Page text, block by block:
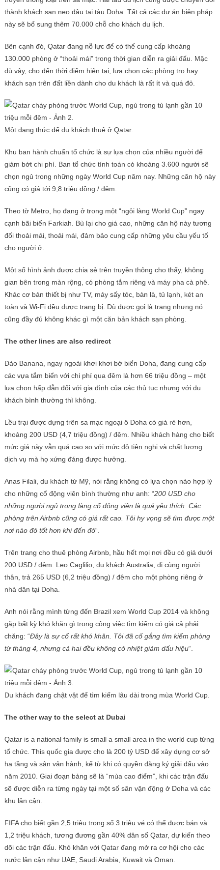
thành khách sạn neo đậu tại tàu Doha. Tất cả các dự án biện pháp
này sẽ bổ sung thêm 70.000 chỗ cho khách du lịch.
Bên cạnh đó, Qatar đang nỗ lực để có thể cung cấp khoảng
130.000 phòng ở “thoải mái” trong thời gian diễn ra giải đấu. Mặc
dù vậy, cho đến thời điểm hiện tại, lựa chọn các phòng trọ hay
khách sạn trên đất liền dành cho du khách là rất ít và quá đỏ.
Một dạng thức để du khách thuê ở Qatar.
Khu ban hành chuẩn tổ chức là sự lựa chọn của nhiều người để
giảm bớt chi phí. Ban tổ chức tính toán có khoảng 3.600 người sẽ
chọn ngủ trong những ngày World Cup năm nay. Những căn hộ này
cũng có giá tới 9,8 triệu đồng / đêm.
Theo tờ Metro, họ đang ở trong một “ngôi làng World Cup” ngay
cạnh bãi biển Farkiah. Bù lại cho giá cao, những căn hộ này tương
đối thoải mái, thoải mái, đảm bảo cung cấp những yêu cầu yếu tố
cho người ở.
Một số hình ảnh được chia sẻ trên truyền thông cho thấy, không
gian bên trong màn rộng, có phòng tắm riêng và máy pha cà phê.
Khác cơ bản thiết bị như TV, máy sấy tóc, bàn là, tủ lạnh, két an
toàn và Wi-Fi đều được trang bị. Dù được gọi là trang nhưng nó
cũng đầy đủ không khác gì một căn bản khách sạn phòng.
The other lines are also redirect
Đảo Banana, ngay ngoài khơi khơi bờ biển Doha, đang cung cấp
các vựa tắm biển với chi phí qua đêm là hơn 66 triệu đồng – một
lựa chọn hấp dẫn đối với gia đình của các thủ tục nhưng với du
khách bình thường thì không.
Lều trại được dựng trên sa mạc ngoại ô Doha có giá rẻ hơn,
khoảng 200 USD (4,7 triệu đồng) / đêm. Nhiều khách hàng cho biết
mức giá này vẫn quá cao so với mức độ tiện nghi và chất lượng
dịch vụ mà họ xứng đáng được hưởng.
Anas Filali, du khách từ Mỹ, nói rằng không có lựa chọn nào hợp lý
cho những cổ động viên bình thường như anh: “200 USD cho
những người ngủ trong làng cổ động viên là quá yêu thích. Các
phòng trên Airbnb cũng có giá rất cao. Tôi hy vọng sẽ tìm được một
nơi nào đó tốt hơn khi đến đó“.
Trên trang cho thuê phòng Airbnb, hầu hết mọi nơi đều có giá dưới
200 USD / đêm. Leo Caglilio, du khách Australia, đi cùng người
thân, trả 265 USD (6,2 triệu đồng) / đêm cho một phòng riêng ở
nhà dân tại Doha.
Anh nói rằng mình từng đến Brazil xem World Cup 2014 và không
gặp bất kỳ khó khăn gì trong công việc tìm kiếm có giá cả phải
chăng: “Đây là sự cố rất khó khăn. Tôi đã cố gắng tìm kiếm phòng
từ tháng 4, nhưng cả hai đều không có nhiệt giảm dấu hiệu“.
Du khách đang chật vật để tìm kiếm lâu dài trong mùa World Cup.
The other way to the select at Dubai
Qatar is a national family is small a small area in the world cup từng
tổ chức. This quốc gia được cho là 200 tỷ USD để xây dựng cơ sở
hạ tầng và sân vận hành, kể từ khi có quyền đăng ký giải đấu vào
năm 2010. Giai đoạn bảng sẽ là “mùa cao điểm”, khi các trận đấu
sẽ được diễn ra từng ngày tại một số sân vận động ở Doha và các
khu lân cận.
FIFA cho biết gần 2,5 triệu trong số 3 triệu vé có thể được bán và
1,2 triệu khách, tương đương gần 40% dân số Qatar, dự kiến ​​theo
dõi các trận đấu. Khó khăn với Qatar đang mở ra cơ hội cho các
nước lân cận như UAE, Saudi Arabia, Kuwait và Oman.